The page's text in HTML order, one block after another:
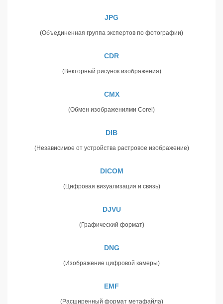
JPG
(Объединенная группа экспертов по фотографии)
CDR
(Векторный рисунок изображения)
CMX
(Обмен изображениями Corel)
DIB
(Независимое от устройства растровое изображение)
DICOM
(Цифровая визуализация и связь)
DJVU
(Графический формат)
DNG
(Изображение цифровой камеры)
EMF
(Расширенный формат метафайла)